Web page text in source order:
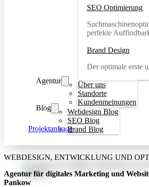
SEO Optimierung
perfekte
Brand Design
Der optimale erste
Agentur
Über uns
Standorte
Kundenmeinungen
Blog
Webdesign Blog
SEO Blog
Brand Blog
Projektanfrage
WEBDESIGN, ENTWICKLUNG UND
Agentur für digitales Marketing und
Pankow